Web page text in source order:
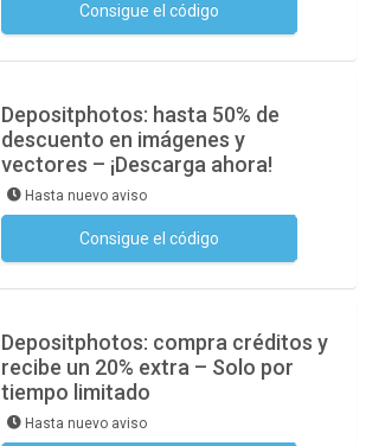
Consigue el código
Depositphotos: hasta 50% de
descuento en imágenes y
vectores – ¡Descarga ahora!
Hasta nuevo aviso
Consigue el código
Depositphotos: compra créditos y
recibe un 20% extra – Solo por
tiempo limitado
Hasta nuevo aviso